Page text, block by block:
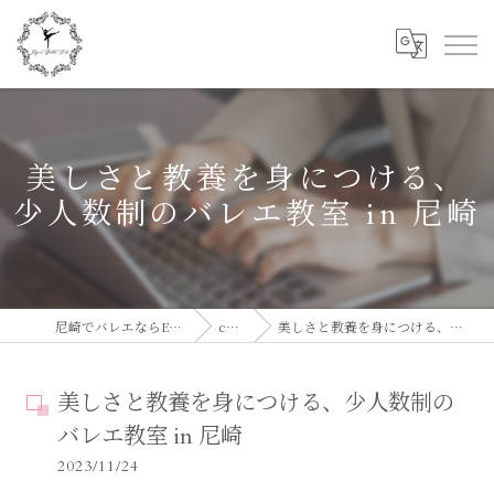
美しさと教養を身につける、
少人数制のバレエ教室 in 尼崎
尼崎でバレエならElegant Ballet Studio column 美しさと教養を身につける、少人数制のバレエ教室 in 尼崎
美しさと教養を身につける、少人数制の
バレエ教室 in 尼崎
2023/11/24